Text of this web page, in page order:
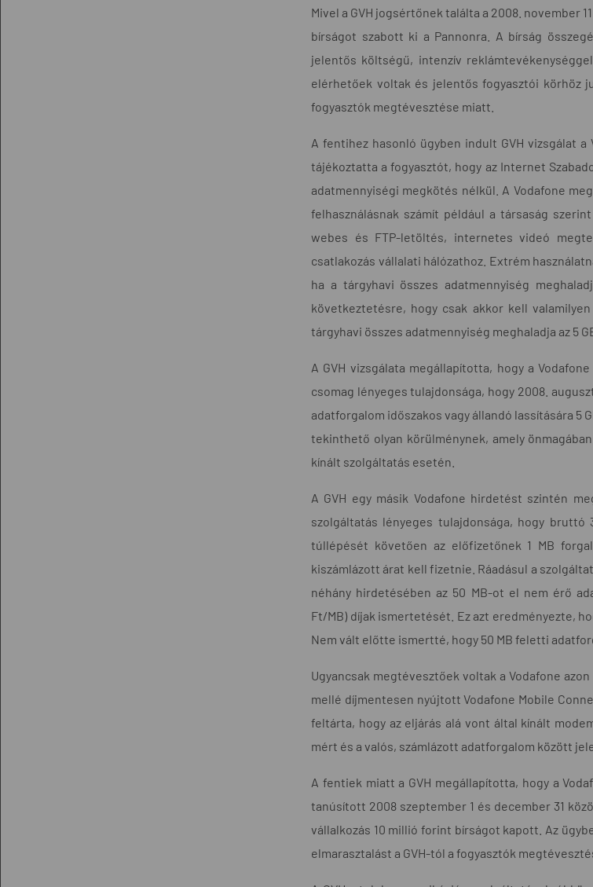
Mivel a GVH jogsértőnek találta a 2008.
bírságot szabott ki a Pannonra. A bírság
jelentős költségű, intenzív
elérhetőek voltak és jelentős fogyasztói körhöz
fogyasztók megtévesztése miatt.
A fentihez hasonló ügyben indult GVH vizsgálat
tájékoztatta a fogyasztót, hogy az Internet
adatmennyiségi megkötés nélkül. A Vodafone
felhasználásnak számít például a társaság
webes és FTP-letöltés, internetes videó
csatlakozás vállalati hálózathoz. Extrém
ha a tárgyhavi összes adatmennyiség
következtetésre, hogy csak akkor kell
tárgyhavi összes adatmennyiség meghaladja az 5
A GVH vizsgálata megállapította, hogy a
csomag lényeges tulajdonsága, hogy 2008.
adatforgalom időszakos vagy állandó lassítására 5
tekinthető olyan körülménynek, amely
kínált szolgáltatás esetén.
A GVH egy másik Vodafone hirdetést szintén
szolgáltatás lényeges tulajdonsága, hogy
túllépését követően az előfizetőnek 1 MB
kiszámlázott árat kell fizetnie. Ráadásul a
néhány hirdetésében az 50 MB-ot el nem érő
Ft/MB) díjak ismertetését. Ez azt eredményezte,
Nem vált előtte ismertté, hogy 50 MB feletti
Ugyancsak megtévesztőek voltak a Vodafone
mellé díjmentesen nyújtott Vodafone Mobile
feltárta, hogy az eljárás alá vont által kínált
mért és a valós, számlázott adatforgalom között
A fentiek miatt a GVH megállapította, hogy a
tanúsított 2008 szeptember 1 és december 31
vállalkozás 10 millió forint bírságot kapott. Az
elmarasztalást a GVH-tól a fogyasztók